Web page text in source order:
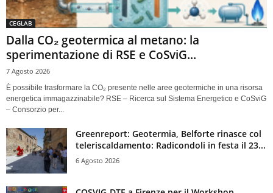
CEGLAB
Dalla CO₂ geotermica al metano: la
sperimentazione di RSE e CoSviG...
7 Agosto 2026
È possibile trasformare la CO₂ presente nelle aree geotermiche in una risorsa
energetica immagazzinabile? RSE – Ricerca sul Sistema Energetico e CoSviG
– Consorzio per...
Greenreport: Geotermia, Belforte rinasce col
teleriscaldamento: Radicondoli in festa il 23...
6 Agosto 2026